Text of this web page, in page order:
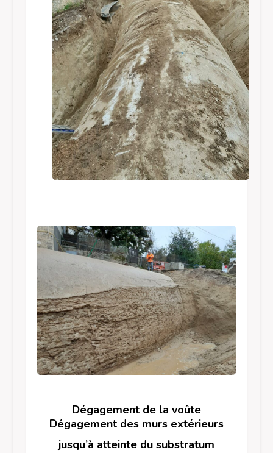
Dégagement de la voûte
Dégagement des murs extérieurs
jusqu’à atteinte du substratum